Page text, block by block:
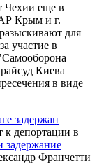
Чехии еще в
АР Крым и г.
для
участие в
Киева
в виде
задержан
к депортации в
Франчетти